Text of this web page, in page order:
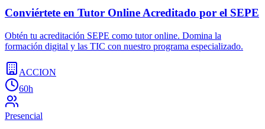
Conviértete en Tutor Online Acreditado por el SEPE
Obtén tu acreditación SEPE como tutor online. Domina la
formación digital y las TIC con nuestro programa especializado.
ACCION
60h
Presencial